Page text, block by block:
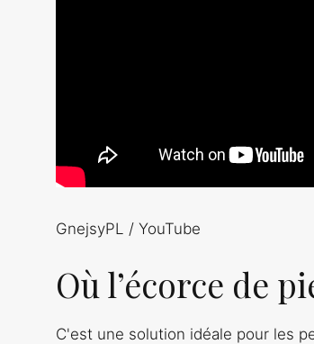
GnejsyPL / YouTube
Où l’écorce de
C'est une solution idéale pour les